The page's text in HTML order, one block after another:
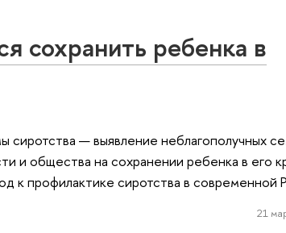
сохранить ребенка в
— выявление неблагополучных
и общества на сохранении ребенка в его
к профилактике сиротства в современной
21